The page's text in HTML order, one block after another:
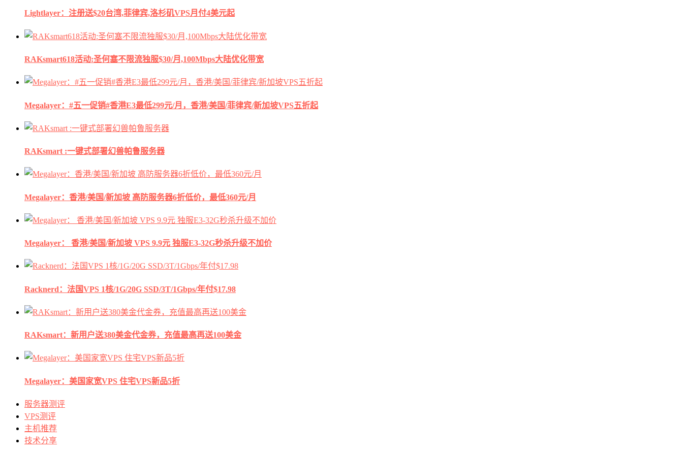
Lightlayer：注册送$20台湾,菲律宾,洛杉矶VPS月付4美元起
RAKsmart618活动:圣何塞不限流独服$30/月,100Mbps大陆优化带宽
Megalayer：#五一促销#香港E3最低299元/月，香港/美国/菲律宾/新加坡VPS五折起
RAKsmart :一键式部署幻兽帕鲁服务器
Megalayer：香港/美国/新加坡 高防服务器6折低价，最低360元/月
Megalayer： 香港/美国/新加坡 VPS 9.9元 独服E3-32G秒杀升级不加价
Racknerd：法国VPS 1核/1G/20G SSD/3T/1Gbps/年付$17.98
RAKsmart：新用户送380美金代金券，充值最高再送100美金
Megalayer：美国家宽VPS 住宅VPS新品5折
服务器测评
VPS测评
主机推荐
技术分享